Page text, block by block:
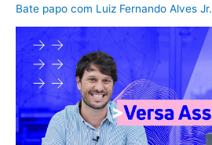
2018 Ibov
diferença
Bate papo com Luiz Fernando Alves Jr.